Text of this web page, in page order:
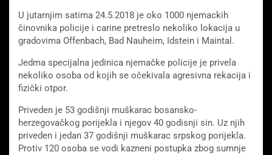
U jutarnjim satima 24.5.2018 je oko 1000 njemackih
činovnika policije i carine pretreslo nekoliko lokacija u
gradovima Offenbach, Bad Nauheim, Idstein i Maintal.
Jedma specijalna jedinica njemačke policije je privela
nekoliko osoba od kojih se očekivala agresivna rekacija i
fizički otpor.
Priveden je 53 godišnji muškarac bosansko-
herzegovačkog porijekla i njegov 40 godisnji sin. Uz njih
priveden i jedan 37 godišnji muškarac srpskog porijekla.
Protiv 120 osoba se vodi kazneni postupka zbog sumnje